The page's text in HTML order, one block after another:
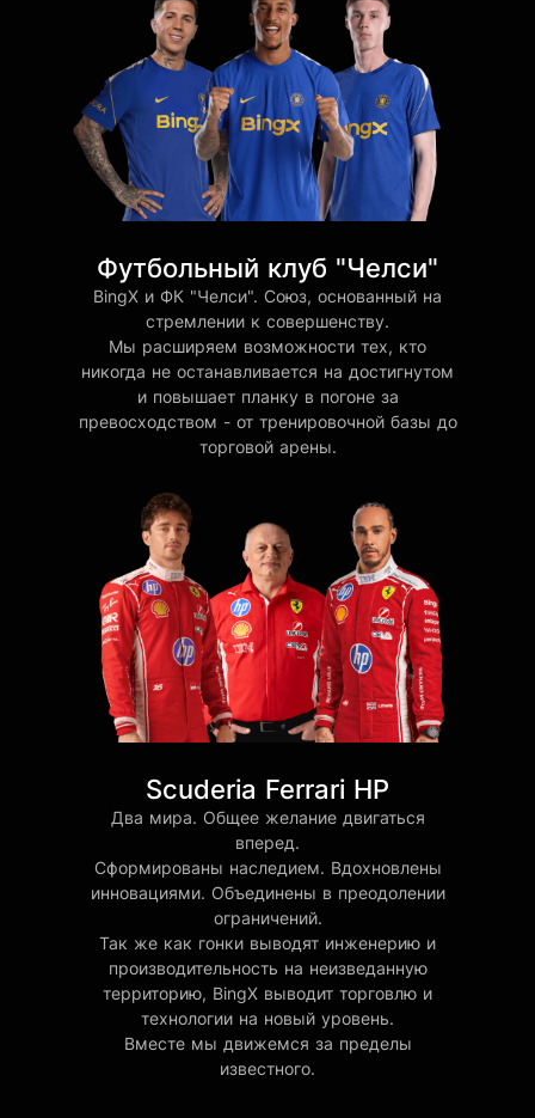
Футбольный клуб "Челси"
BingX и ФК "Челси". Союз, основанный на
стремлении к совершенству.
Мы расширяем возможности тех, кто
никогда не останавливается на достигнутом
и повышает планку в погоне за
превосходством - от тренировочной базы до
торговой арены.
Scuderia Ferrari HP
Два мира. Общее желание двигаться
вперед.
Сформированы наследием. Вдохновлены
инновациями. Объединены в преодолении
ограничений.
Так же как гонки выводят инженерию и
производительность на неизведанную
территорию, BingX выводит торговлю и
технологии на новый уровень.
Вместе мы движемся за пределы
известного.